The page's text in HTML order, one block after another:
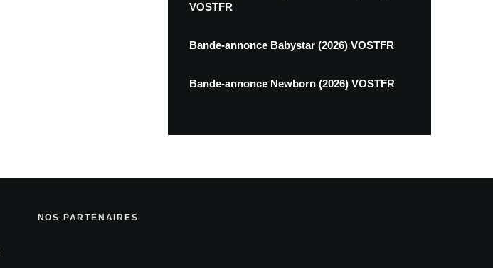
VOSTFR
Bande-annonce Babystar (2026) VOSTFR
Bande-annonce Newborn (2026) VOSTFR
NOS PARTENAIRES